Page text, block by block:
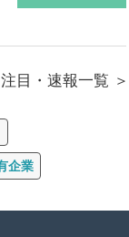
注目・速報一覧
企業